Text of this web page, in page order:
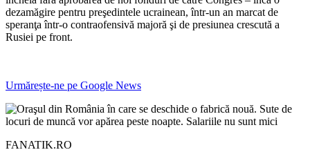
dezamăgire pentru preşedintele ucrainean, într-un an marcat de
speranţa într-o contraofensivă majoră şi de presiunea crescută a
Rusiei pe front.
Urmărește-ne pe Google News
FANATIK.RO